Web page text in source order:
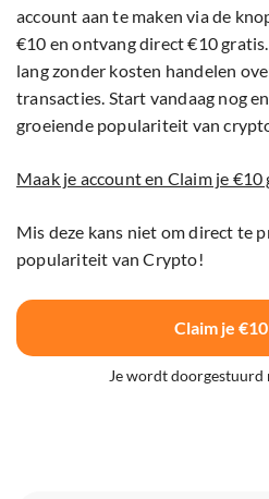
account aan te maken via de
€10 en ontvang direct €10
lang zonder kosten handelen
transacties. Start vandaag nog
groeiende populariteit van
Maak je account en Claim je €10
Mis deze kans niet om direct te
populariteit van Crypto!
Claim je
Je wordt doorgestuurd